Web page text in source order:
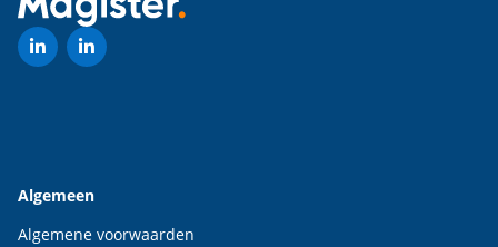
Algemeen
Algemene voorwaarden